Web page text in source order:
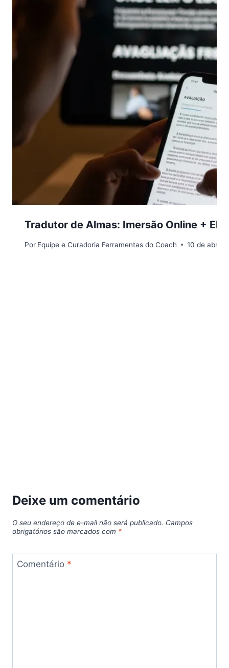
Tradutor de Almas: Imersão Online +
Por Equipe e Curadoria Ferramentas do Coach 10 de abril
Deixe um comentário
O seu endereço de e-mail não será publicado. Campos
obrigatórios são marcados com *
Comentário *